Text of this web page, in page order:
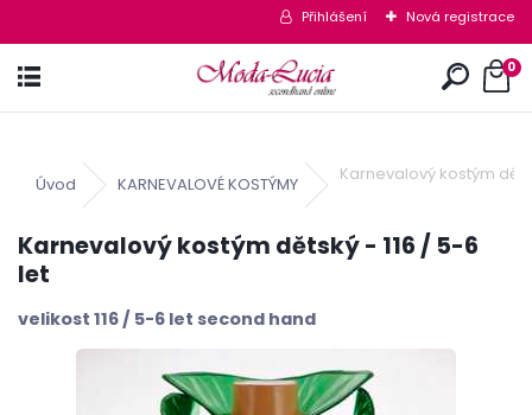
Přihlášení Nová registrace
0
Úvod KARNEVALOVÉ KOSTÝMY
Karnevalový kostým
Karnevalový kostým dětský - 116 / 5-6
let
velikost 116 / 5-6 let second hand